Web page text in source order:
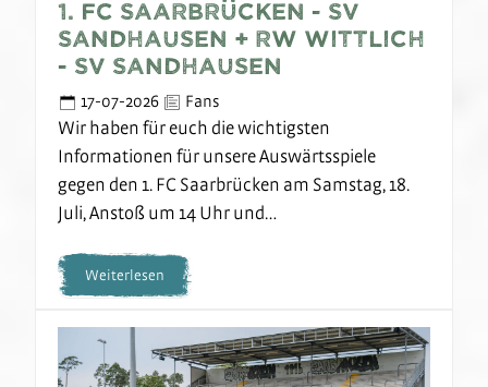
1. FC Saarbrücken - SV
Sandhausen + RW Wittlich
- SV Sandhausen
17-07-2026 Fans
Wir haben für euch die wichtigsten
Informationen für unsere Auswärtsspiele
gegen den 1. FC Saarbrücken am Samstag, 18.
Juli, Anstoß um 14 Uhr und…
Weiterlesen